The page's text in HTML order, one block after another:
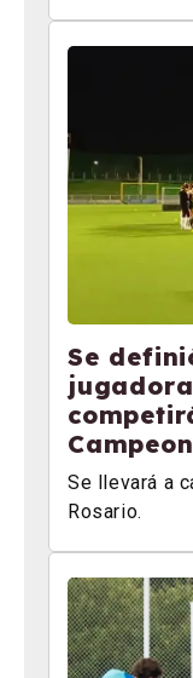
Se
Se llevará a
Rosario.